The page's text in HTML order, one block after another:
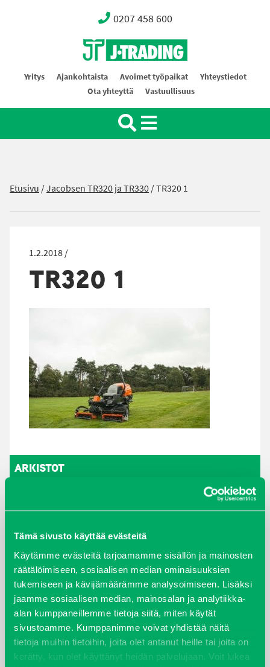
Tämä sivusto käyttää evästeitä
Käytämme evästeitä tarjoamamme sisällön ja mainosten
räätälöimiseen, sosiaalisen median ominaisuuksien
tukemiseen ja kävijämäärämme analysoimiseen. Lisäksi
jaamme sosiaalisen median, mainosalan ja analytiikka-
alan kumppaneillemme tietoja siitä, miten käytät
sivustoamme. Kumppanimme voivat yhdistää näitä
tietoja muihin tietoihin, joita olet antanut heille tai joita on
kerätty, kun olet käyttänyt heidän palvelujaan. Voit lukea
0207 458 600
Oy J-Trading Ab
Yritys Ajankohtaista Avoimet työpaikat
Yhteystiedot
Ota yhteyttä
Vastuullisuus
Etusivu /Jacobsen TR320 ja TR330/TR320 1
1.2.2018 /
TR320 1
ARKISTOT
syyskuu 2023
joulukuu 2022
huhtikuu 2022
helmikuu 2022